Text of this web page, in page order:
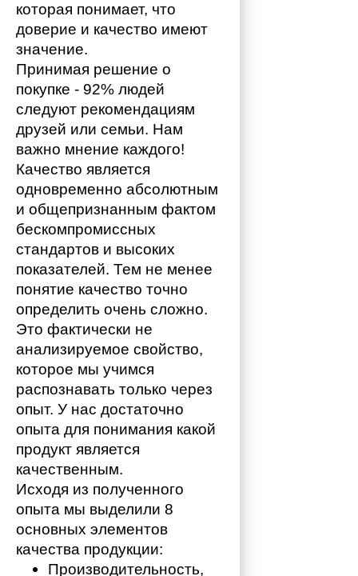
которая понимает, что
доверие и качество имеют
значение.
Принимая решение о
покупке - 92% людей
следуют рекомендациям
друзей или семьи. Нам
важно мнение каждого!
Качество является
одновременно абсолютным
и общепризнанным фактом
бескомпромиссных
стандартов и высоких
показателей. Тем не менее
понятие качество точно
определить очень сложно.
Это фактически не
анализируемое свойство,
которое мы учимся
распознавать только через
опыт. У нас достаточно
опыта для понимания какой
продукт является
качественным.
Исходя из полученного
опыта мы выделили 8
основных элементов
качества продукции:
Производительность,